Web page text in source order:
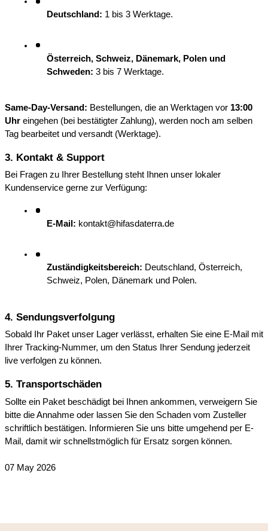
Deutschland: 1 bis 3 Werktage.
Österreich, Schweiz, Dänemark, Polen und
Schweden: 3 bis 7 Werktage.
Same-Day-Versand: Bestellungen, die an Werktagen vor 13:00
Uhr eingehen (bei bestätigter Zahlung), werden noch am selben
Tag bearbeitet und versandt (Werktage).
3. Kontakt & Support
Bei Fragen zu Ihrer Bestellung steht Ihnen unser lokaler
Kundenservice gerne zur Verfügung:
E-Mail: kontakt@hifasdaterra.de
Zuständigkeitsbereich: Deutschland, Österreich,
Schweiz, Polen, Dänemark und Polen.
4. Sendungsverfolgung
Sobald Ihr Paket unser Lager verlässt, erhalten Sie eine E-Mail mit
Ihrer Tracking-Nummer, um den Status Ihrer Sendung jederzeit
live verfolgen zu können.
5. Transportschäden
Sollte ein Paket beschädigt bei Ihnen ankommen, verweigern Sie
bitte die Annahme oder lassen Sie den Schaden vom Zusteller
schriftlich bestätigen. Informieren Sie uns bitte umgehend per E-
Mail, damit wir schnellstmöglich für Ersatz sorgen können.
07 May 2026